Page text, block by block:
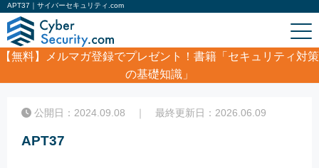
APT37｜サイバーセキュリティ.com
【無料】
メルマガ登録でプレゼント！書籍「セキュリティ対策
の基礎知識」
APT37
公開日：2024.09.08 ｜ 最終更新日：2026.06.09
APT37